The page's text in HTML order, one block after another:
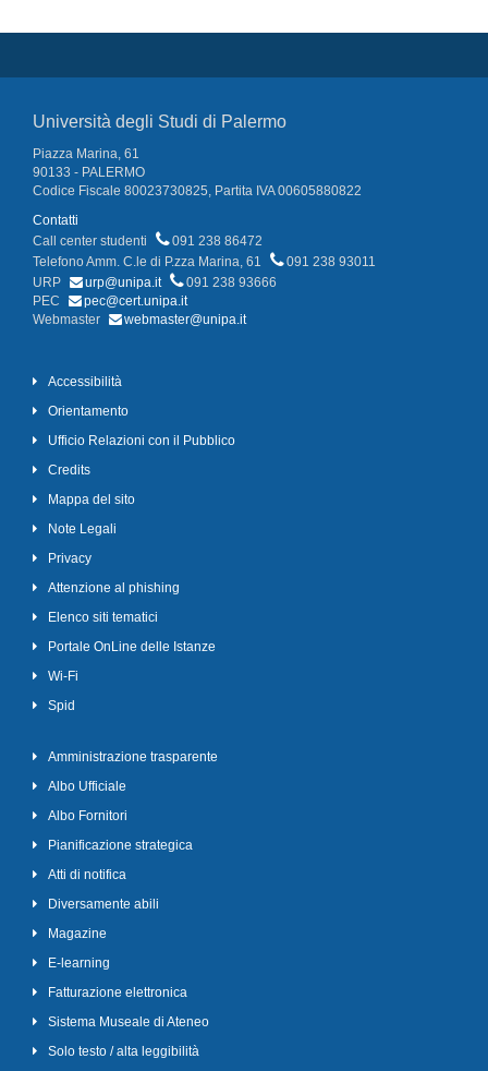
Università degli Studi di Palermo
Piazza Marina, 61
90133 - PALERMO
Codice Fiscale 80023730825, Partita IVA 00605880822
Contatti
Call center studenti
091 238 86472
Telefono Amm. C.le di P.zza Marina, 61
091 238 93011
URP
urp@unipa.it
091 238 93666
PEC
pec@cert.unipa.it
Webmaster
webmaster@unipa.it
Accessibilità
Orientamento
Ufficio Relazioni con il Pubblico
Credits
Mappa del sito
Note Legali
Privacy
Attenzione al phishing
Elenco siti tematici
Portale OnLine delle Istanze
Wi-Fi
Spid
Amministrazione trasparente
Albo Ufficiale
Albo Fornitori
Pianificazione strategica
Atti di notifica
Diversamente abili
Magazine
E-learning
Fatturazione elettronica
Sistema Museale di Ateneo
Solo testo / alta leggibilità